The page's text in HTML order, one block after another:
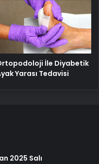
İle Diyabetik
Yarası Tedavisi
2025 Salı